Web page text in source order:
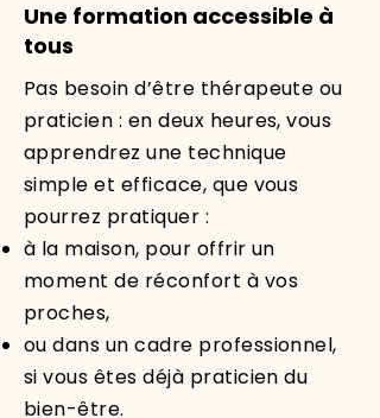
Une formation accessible à
tous
Pas besoin d’être thérapeute ou
praticien : en deux heures, vous
apprendrez une technique
simple et efficace, que vous
pourrez pratiquer :
à la maison, pour offrir un
moment de réconfort à vos
proches,
ou dans un cadre professionnel,
si vous êtes déjà praticien du
bien-être.